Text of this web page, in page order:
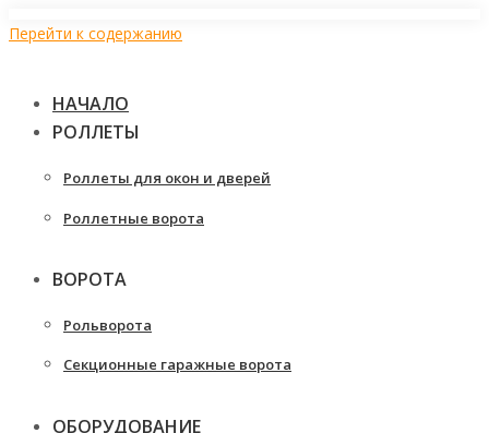
Перейти к содержанию
НАЧАЛО
РОЛЛЕТЫ
Роллеты для окон и дверей
Роллетные ворота
ВОРОТА
Рольворота
Секционные гаражные ворота
ОБОРУДОВАНИЕ